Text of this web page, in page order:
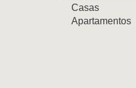
Casas
Apartamentos